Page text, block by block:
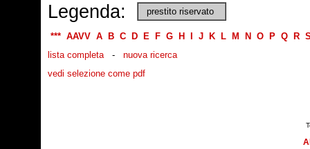
Legenda: prestito riservato
*** AAVV A B C D E F G H J K L M N O P Q R
lista completa- nuova ricerca
vedi selezione come pdf